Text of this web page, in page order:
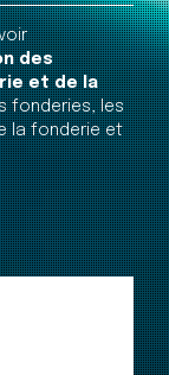
des
et de la
fonderies, les
la fonderie et